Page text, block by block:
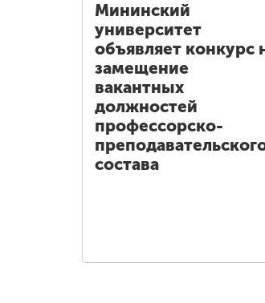
Мининский
университет
объявляет конкурс
замещение
вакантных
должностей
профессорско-
состава